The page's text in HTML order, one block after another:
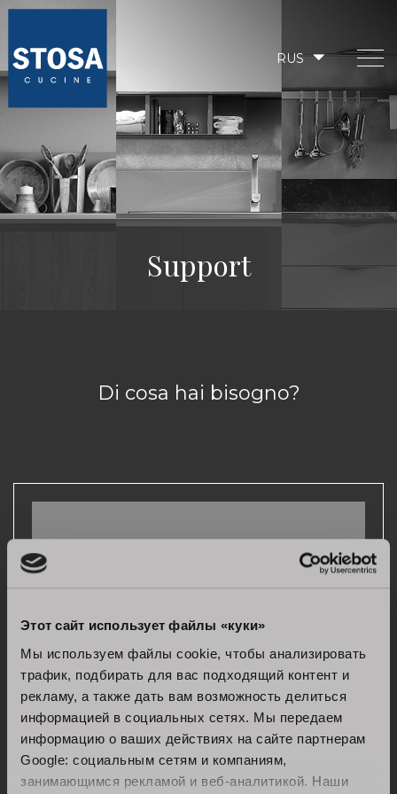
Этот сайт использует файлы «куки»
Мы используем файлы cookie, чтобы анализировать
трафик, подбирать для вас подходящий контент и
рекламу, а также дать вам возможность делиться
информацией в социальных сетях. Мы передаем
информацию о ваших действиях на сайте партнерам
Google: социальным сетям и компаниям,
занимающимся рекламой и веб-аналитикой. Наши
RUS
Support
Di cosa hai bisogno?
Информация и предпродажа